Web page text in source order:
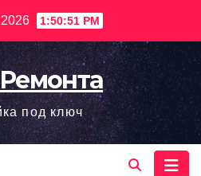
1:50:52 PM
под ключ